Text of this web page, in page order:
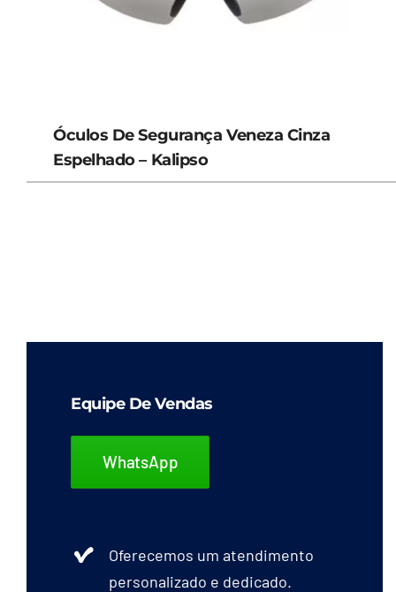
Óculos De Segurança Veneza Cinza
Espelhado – Kalipso
Equipe De Vendas
WhatsApp
Oferecemos um atendimento
personalizado e dedicado.